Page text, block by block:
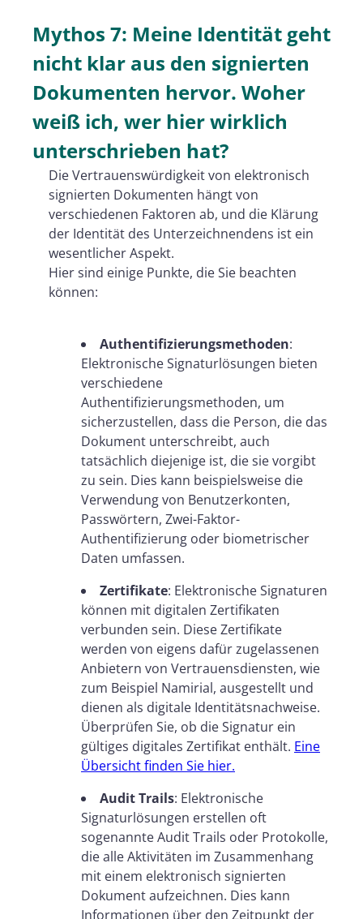
Mythos 7: Meine Identität geht
nicht klar aus den signierten
Dokumenten hervor. Woher
weiß ich, wer hier wirklich
unterschrieben hat?
Die Vertrauenswürdigkeit von elektronisch
signierten Dokumenten hängt von
verschiedenen Faktoren ab, und die Klärung
der Identität des Unterzeichnendens ist ein
wesentlicher Aspekt.
Hier sind einige Punkte, die Sie beachten
können:
Authentifizierungsmethoden:
Elektronische Signaturlösungen bieten
verschiedene
Authentifizierungsmethoden, um
sicherzustellen, dass die Person, die das
Dokument unterschreibt, auch
tatsächlich diejenige ist, die sie vorgibt
zu sein. Dies kann beispielsweise die
Verwendung von Benutzerkonten,
Passwörtern, Zwei-Faktor-
Authentifizierung oder biometrischer
Daten umfassen.
Zertifikate: Elektronische Signaturen
können mit digitalen Zertifikaten
verbunden sein. Diese Zertifikate
werden von eigens dafür zugelassenen
Anbietern von Vertrauensdiensten, wie
zum Beispiel Namirial, ausgestellt und
dienen als digitale Identitätsnachweise.
Überprüfen Sie, ob die Signatur ein
gültiges digitales Zertifikat enthält. Eine
Übersicht finden Sie hier.
Audit Trails: Elektronische
Signaturlösungen erstellen oft
sogenannte Audit Trails oder Protokolle,
die alle Aktivitäten im Zusammenhang
mit einem elektronisch signierten
Dokument aufzeichnen. Dies kann
Informationen über den Zeitpunkt der